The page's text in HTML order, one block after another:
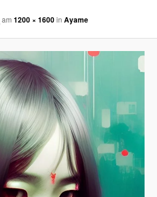
am1200 × 1600inAyame